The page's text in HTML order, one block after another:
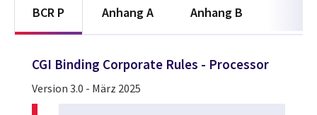
BCR P Anhang A Anhang B
CGI Binding Corporate Rules - Processor
Version 3.0 - März 2025